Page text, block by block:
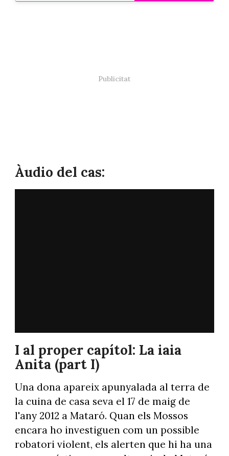
Àudio del cas:
I al proper capítol: La iaia
Anita (part I)
Una dona apareix apunyalada al terra de
la cuina de casa seva el 17 de maig de
l'any 2012 a Mataró. Quan els Mossos
encara ho investiguen com un possible
robatori violent, els alerten que hi ha una